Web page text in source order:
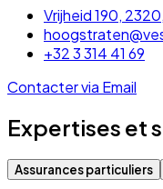
Vrijheid 190,
+32 3 314 41 69
Contacter via Email
Expertises et
Assurances particuliers